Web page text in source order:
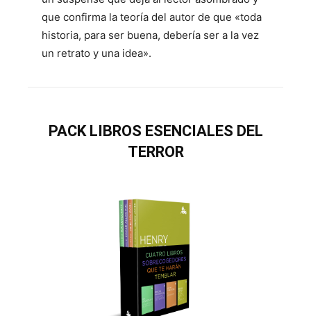
que confirma la teoría del autor de que «toda
historia, para ser buena, debería ser a la vez
un retrato y una idea».
PACK LIBROS ESENCIALES DEL
TERROR